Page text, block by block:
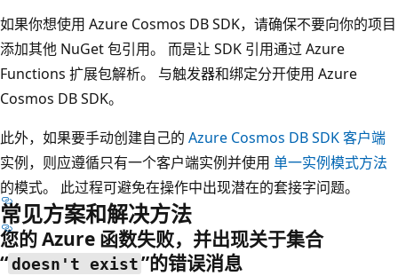
如果你想使用 Azure Cosmos DB SDK，请确保不要向你的项目
添加其他 NuGet 包引用。 而是让 SDK 引用通过 Azure
Functions 扩展包解析。 与触发器和绑定分开使用 Azure
Cosmos DB SDK。
此外，如果要手动创建自己的 Azure Cosmos DB SDK 客户端
实例，则应遵循只有一个客户端实例并使用 单一实例模式方法
的模式。 此过程可避免在操作中出现潜在的套接字问题。
常见方案和解决方法
您的 Azure 函数失败，并出现关于集合
“doesn't exist”的错误消息